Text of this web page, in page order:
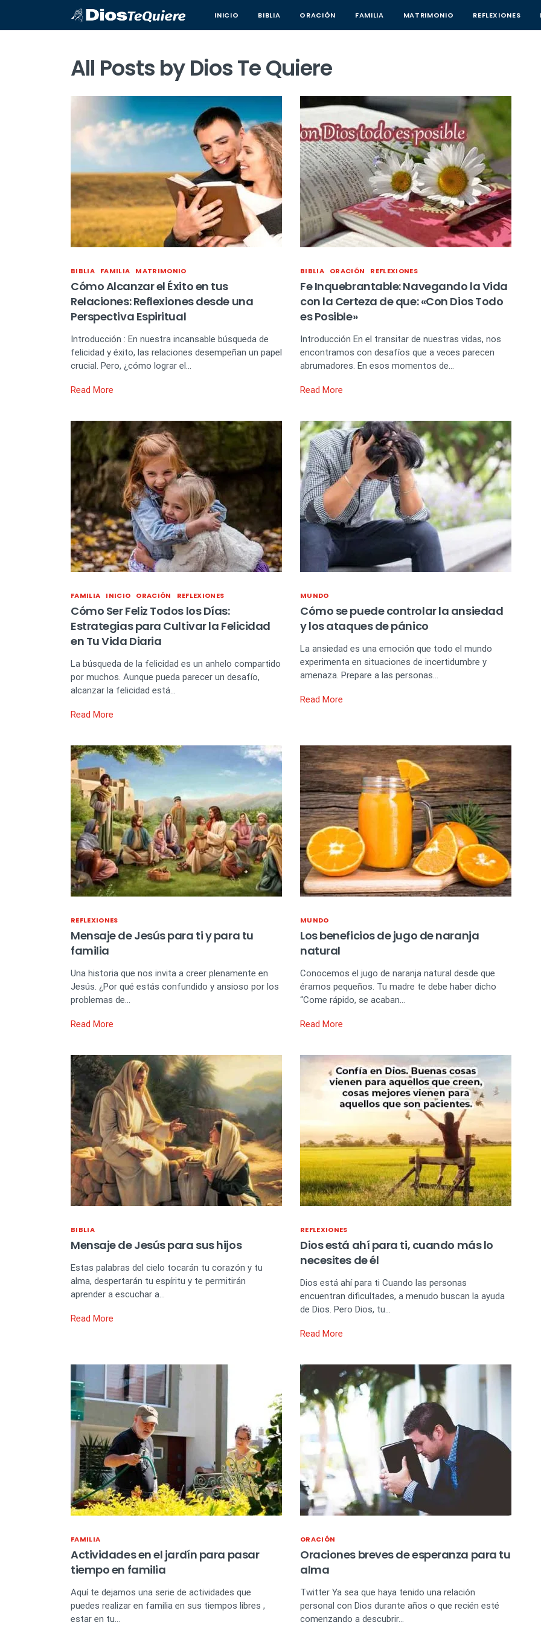
INICIO BIBLIA ORACIÓN FAMILIA MATRIMONIO REFLEXIONES
All Posts byDios Te Quiere
BIBLIA FAMILIA MATRIMONIO
Cómo Alcanzar el Éxito en tus
Relaciones: Reflexiones desde una
Perspectiva Espiritual
Introducción : En nuestra incansable búsqueda de
felicidad y éxito, las relaciones desempeñan un papel
crucial. Pero, ¿cómo lograr el…
Read More
BIBLIA ORACIÓN REFLEXIONES
Fe Inquebrantable: Navegando la Vida
con la Certeza de que: «Con Dios Todo
es Posible»
Introducción En el transitar de nuestras vidas, nos
encontramos con desafíos que a veces parecen
abrumadores. En esos momentos de…
Read More
FAMILIA INICIO ORACIÓN REFLEXIONES
Cómo Ser Feliz Todos los Días:
Estrategias para Cultivar la Felicidad
en Tu Vida Diaria
La búsqueda de la felicidad es un anhelo compartido
por muchos. Aunque pueda parecer un desafío,
alcanzar la felicidad está…
Read More
MUNDO
Cómo se puede controlar la ansiedad
y los ataques de pánico
La ansiedad es una emoción que todo el mundo
experimenta en situaciones de incertidumbre y
amenaza. Prepare a las personas…
Read More
REFLEXIONES
Mensaje de Jesús para ti y para tu
familia
Una historia que nos invita a creer plenamente en
Jesús. ¿Por qué estás confundido y ansioso por los
problemas de…
Read More
MUNDO
Los beneficios de jugo de naranja
natural
Conocemos el jugo de naranja natural desde que
éramos pequeños. Tu madre te debe haber dicho
“Come rápido, se acaban…
Read More
BIBLIA
Mensaje de Jesús para sus hijos
Estas palabras del cielo tocarán tu corazón y tu
alma, despertarán tu espíritu y te permitirán
aprender a escuchar a…
Read More
REFLEXIONES
Dios está ahí para ti, cuando más lo
necesites de él
Dios está ahí para ti Cuando las personas
encuentran dificultades, a menudo buscan la ayuda
de Dios. Pero Dios, tu…
Read More
FAMILIA
Actividades en el jardín para pasar
tiempo en familia
Aquí te dejamos una serie de actividades que
puedes realizar en familia en sus tiempos libres ,
estar en tu…
ORACIÓN
Oraciones breves de esperanza para tu
alma
Twitter Ya sea que haya tenido una relación
personal con Dios durante años o que recién esté
comenzando a descubrir…